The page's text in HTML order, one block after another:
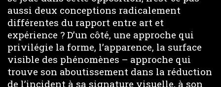
aussi deux conceptions radicalement
différentes du rapport entre art et
expérience ? D’un côté, une approche qui
privilégie la forme, l’apparence, la surface
visible des phénomènes – approche qui
trouve son aboutissement dans la réduction
de l’incident à sa signature visuelle, à son